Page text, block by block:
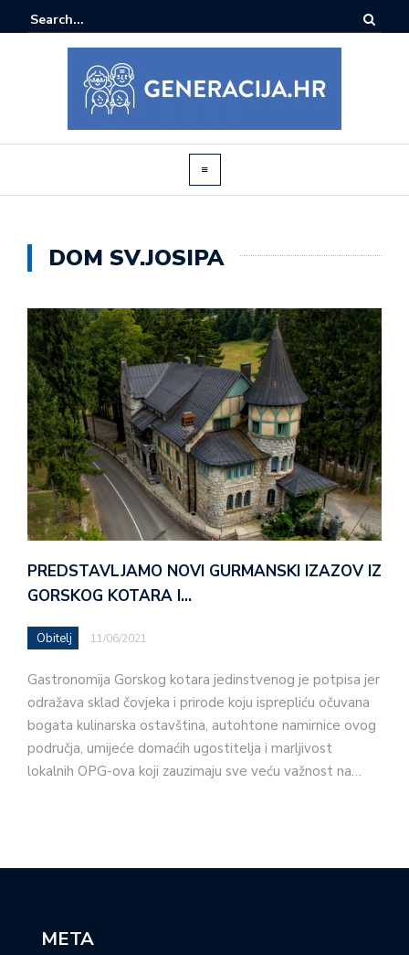
DOM SV.JOSIPA
PREDSTAVLJAMO NOVI GURMANSKI IZAZOV IZ
GORSKOG KOTARA I…
Obitelj 11/06/2021
Gastronomija Gorskog kotara jedinstvenog je potpisa jer
odražava sklad čovjeka i prirode koju isprepliću očuvana
bogata kulinarska ostavština, autohtone namirnice ovog
područja, umijeće domaćih ugostitelja i marljivost
lokalnih OPG-ova koji zauzimaju sve veću važnost na…
META